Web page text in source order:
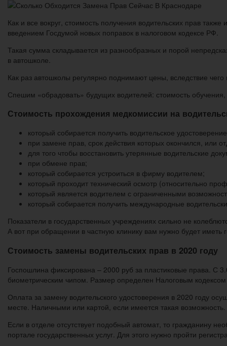
Как и все вокруг, стоимость получения водительских прав
введением Госдумой новых поправок в налоговом кодексе РФ.
Такая сумма складывается из разнообразных и порой
в автошколе.
Как раз автошколы регулярно поднимают цены, вследствие
Спешим «обрадовать» будущих водителей: стоимость
Стоимость прохождения медкомиссии на
который собирается получить водительское
при замене прав, срок действия которых окончился, или
для того чтобы восстановить утерянные водительские
при обмене прав;
который собирается устроиться в фирму водителем;
который проходит технический осмотр (относительно
который является водителем с ограниченными
который собирается получить международные
Показатели в государственных учреждениях сильно не
А вот при обращении в частную клинику вам нужно будет иметь
Стоимость замены водительских прав в 2020 году
Госпошлина фиксирована – 2000 руб за пластиковые права. С
биометрическим чипом. Размер определен Налоговым
Оплата за замену водительского удостоверения в 2020 году
месте. Наличными или картой, если имеется такая возможность.
Если в отделе отсутствует подобный автомат, то гражданину
портале государственных услуг. Для этого нужно пройти